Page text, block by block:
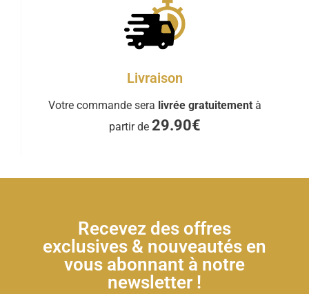
Livraison
Votre commande sera livrée gratuitement à
partir de 29.90€
Recevez des offres
exclusives & nouveautés en
vous abonnant à notre
newsletter !